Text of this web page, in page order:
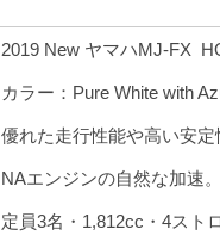
2019 New ヤマハMJ-FX
カラー：Pure White with
優れた走行性能や高い安定
NAエンジンの自然な加速。
定員3名・1,812cc・4スト